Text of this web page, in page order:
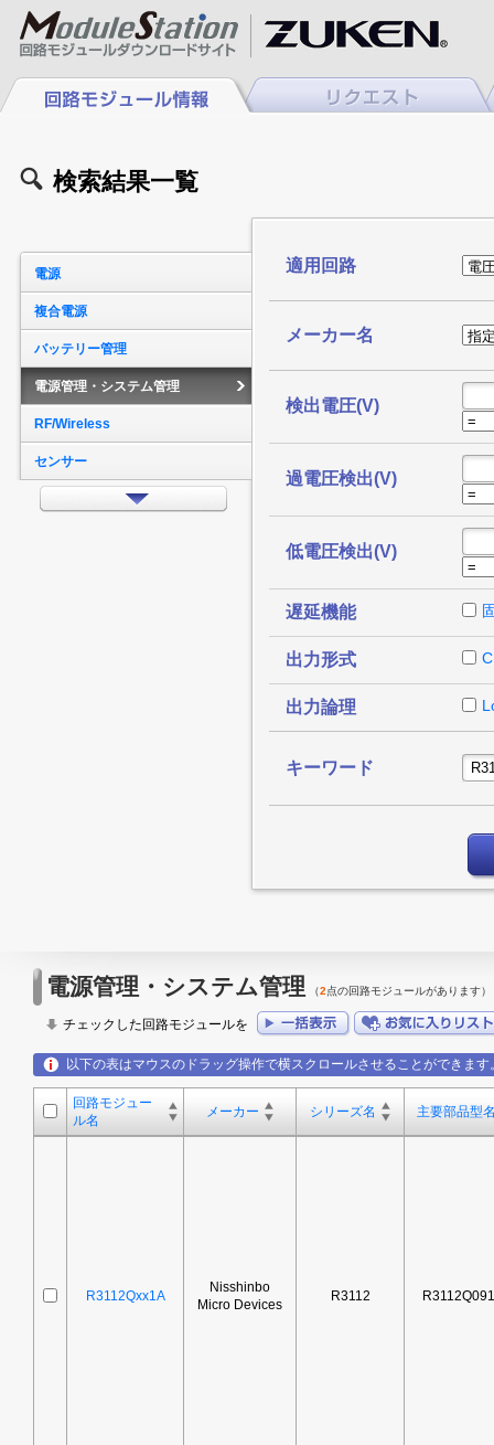
検索結果一覧
電源
複合電源
バッテリー管理
電源管理・システム管理
RF/Wireless
センサー
インターフェイス
適用回路
メーカー名
検出電圧(V)
過電圧検出(V)
低電圧検出(V)
遅延機能
出力形式
出力論理
キーワード
電源管理・システム管理 （2点の回路モジュールがあります）
チェックした回路モジュールを
以下の表はマウスのドラッグ操作で横スクロールさせることができます
回路モジュー
ル名
メーカー シリーズ名 主要部品型
R3112Qxx1A
Nisshinbo
Micro Devices
R3112